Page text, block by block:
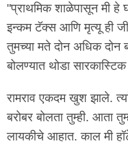
"प्राथमिक शाळेपासून मी
इन्कम टॅक्स आणि मृत्यू ही
तुमच्या मते दोन अधिक दोन
बोलण्यात थोडा सारकास्टिक
रामराव एकदम खुश झाले.
बरोबर बोलता तुम्ही. आता
लायकीचे आहात. काल मी